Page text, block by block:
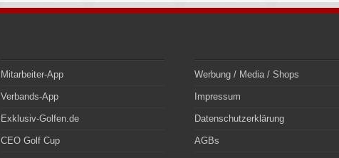
Mitarbeiter-App
Verbands-App
Exklusiv-Golfen.de
CEO Golf Cup
Werbung / Media / Shops
Impressum
Datenschutzerklärung
AGBs